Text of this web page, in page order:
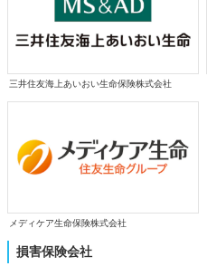
三井住友海上あいおい生命保険株式会社
メディケア生命保険株式会社
損害保険会社